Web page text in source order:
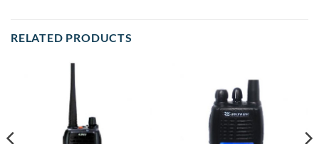
RELATED PRODUCTS